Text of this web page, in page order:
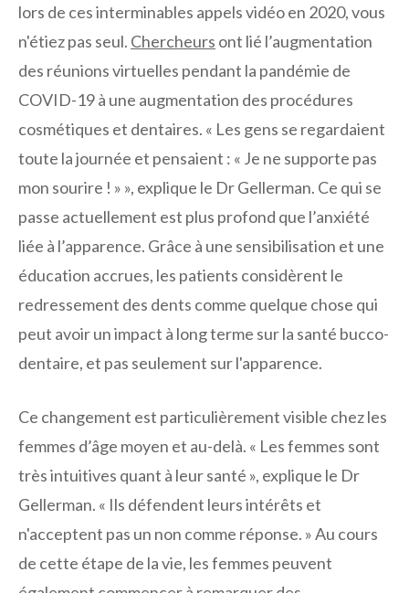
lors de ces interminables appels vidéo en 2020, vous
n'étiez pas seul. Chercheurs ont lié l’augmentation
des réunions virtuelles pendant la pandémie de
COVID-19 à une augmentation des procédures
cosmétiques et dentaires. « Les gens se regardaient
toute la journée et pensaient : « Je ne supporte pas
mon sourire ! » », explique le Dr Gellerman. Ce qui se
passe actuellement est plus profond que l’anxiété
liée à l’apparence. Grâce à une sensibilisation et une
éducation accrues, les patients considèrent le
redressement des dents comme quelque chose qui
peut avoir un impact à long terme sur la santé bucco-
dentaire, et pas seulement sur l'apparence.
Ce changement est particulièrement visible chez les
femmes d’âge moyen et au-delà. « Les femmes sont
très intuitives quant à leur santé », explique le Dr
Gellerman. « Ils défendent leurs intérêts et
n'acceptent pas un non comme réponse. » Au cours
de cette étape de la vie, les femmes peuvent